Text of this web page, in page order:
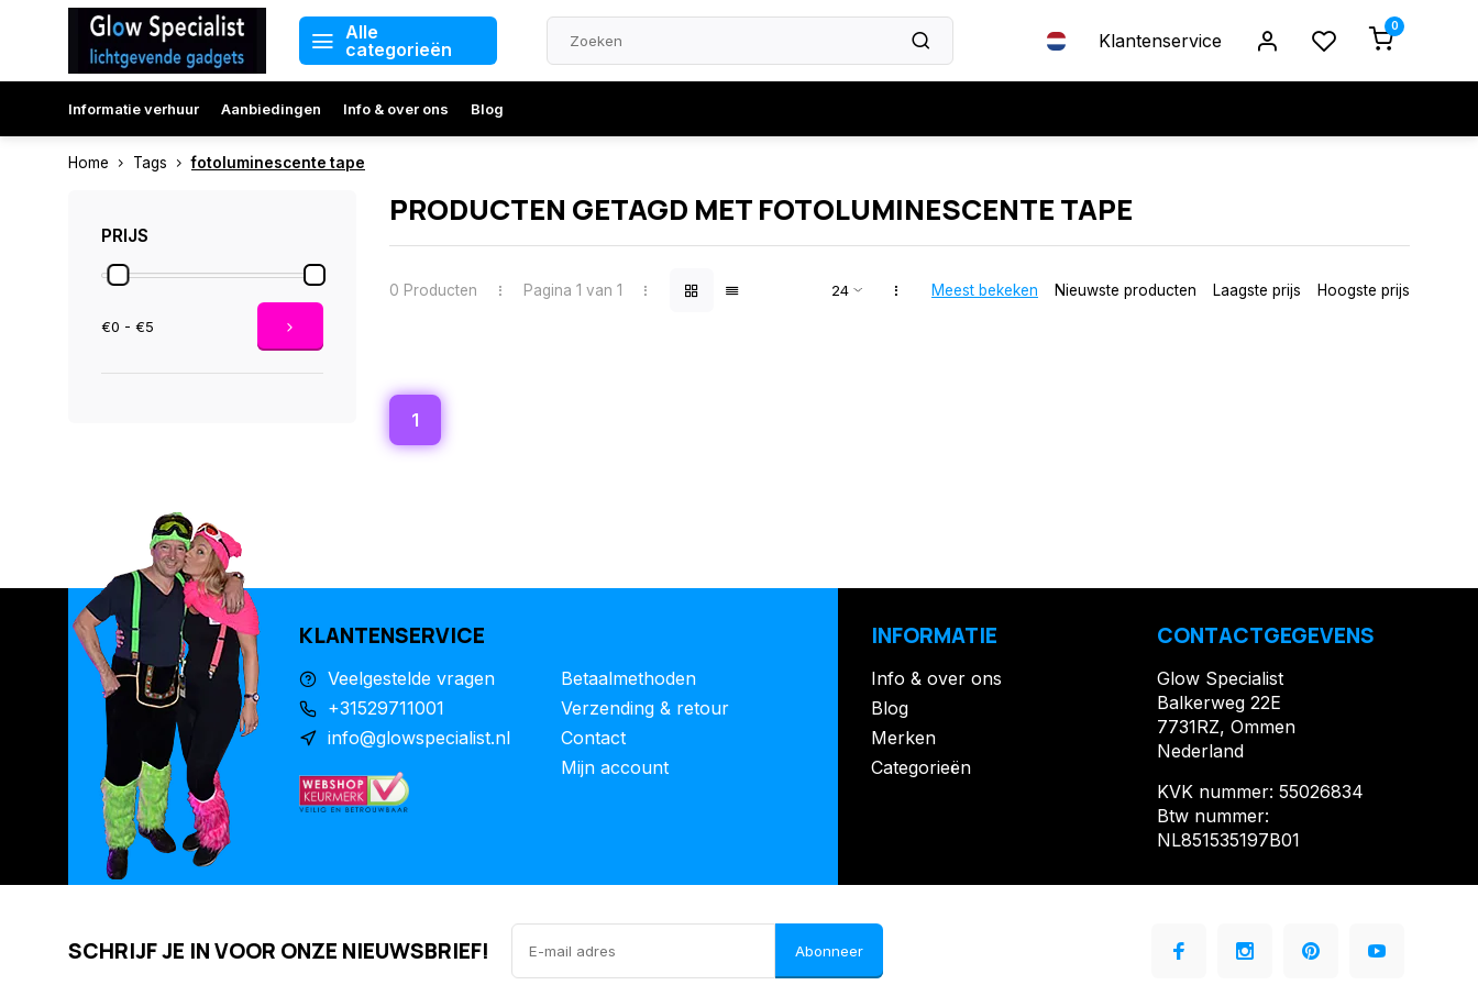
Alle
categorieën
Klantenservice
0
Informatie verhuur Aanbiedingen Info & over ons Blog
Home Tags fotoluminescente tape
PRIJS
€0 - €5
PRODUCTEN GETAGD MET FOTOLUMINESCENTE TAPE
0 Producten Pagina 1 van 1 Meest bekeken Nieuwste producten Laagste prijs Hoogste prijs
1
KLANTENSERVICE
Veelgestelde vragen
+31529711001
info@glowspecialist.nl
Betaalmethoden
Verzending & retour
Contact
Mijn account
INFORMATIE
Info & over ons
Blog
Merken
Categorieën
CONTACTGEGEVENS
Glow Specialist
Balkerweg 22E
7731RZ, Ommen
Nederland
KVK nummer: 55026834
Btw nummer:
NL851535197B01
SCHRIJF JE IN VOOR ONZE NIEUWSBRIEF! Abonneer